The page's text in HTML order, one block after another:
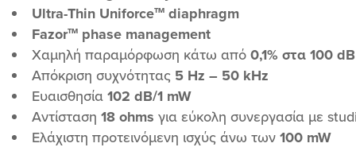
τις συστοιχίες μαγνητών και τα
διαφράγματα, το MM-100
ποιότητας ήχου στην
κατηγορία του. Σχεδιασμένο
για άνεση Το MM-100 έχει
σχεδιαστεί για να προσφέρει
σας. Χαλαρώστε καθώς τα
εύκαμπτα δερμάτινα
μαξιλαράκια αυτιών με γέμιση
Ultra-Thin Uniforce™ diaphragm
Fazor™ phase management
Χαμηλή παραμόρφωση κάτω από 0,1% στα 100
Απόκριση συχνότητας 5 Hz – 50 kHz
Ευαισθησία 102 dB/1 mW
Αντίσταση 18 ohms για εύκολη συνεργασία με
Ελάχιστη προτεινόμενη ισχύς άνω των 100 mW